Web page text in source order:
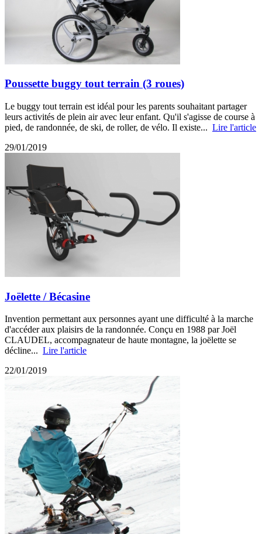
Poussette buggy tout terrain (3 roues)
Le buggy tout terrain est idéal pour les parents souhaitant partager
leurs activités de plein air avec leur enfant. Qu'il s'agisse de course à
pied, de randonnée, de ski, de roller, de vélo. Il existe... Lire l'article
29/01/2019
Joëlette / Bécasine
Invention permettant aux personnes ayant une difficulté à la marche
d'accéder aux plaisirs de la randonnée. Conçu en 1988 par Joël
CLAUDEL, accompagnateur de haute montagne, la joëlette se
décline... Lire l'article
22/01/2019